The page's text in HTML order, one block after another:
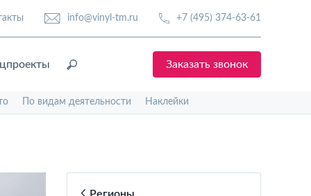
info@vinyl-tm.ru +7 (495) 374-63-61
Заказать звонок
По видам деятельности Наклейки